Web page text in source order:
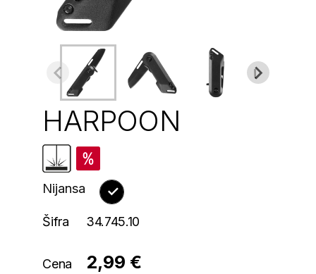
HARPOON
Nijansa
Šifra 34.745.10
Cena 2,99 €